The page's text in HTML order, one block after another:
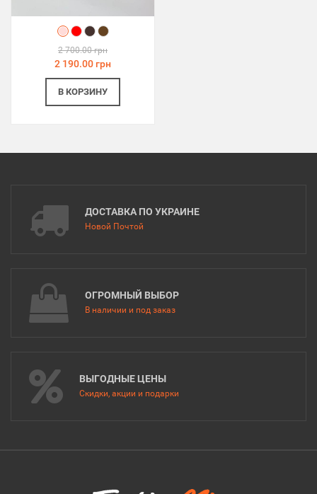
2 700.00 грн
2 190.00 грн
В КОРЗИНУ
ДОСТАВКА ПО УКРАИНЕ
Новой Почтой
ОГРОМНЫЙ ВЫБОР
В наличии и под заказ
ВЫГОДНЫЕ ЦЕНЫ
Скидки, акции и подарки